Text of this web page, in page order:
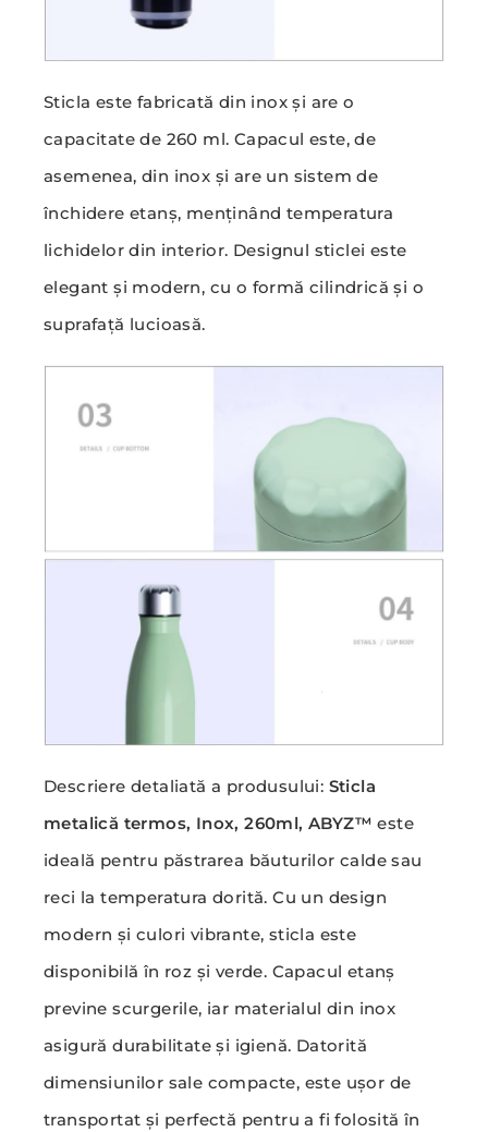
Sticla este fabricată din inox și are o
capacitate de 260 ml. Capacul este, de
asemenea, din inox și are un sistem de
închidere etanș, menținând temperatura
lichidelor din interior. Designul sticlei este
elegant și modern, cu o formă cilindrică și o
suprafață lucioasă.
Descriere detaliată a produsului: Sticla
metalică termos, Inox, 260ml, ABYZ™ este
ideală pentru păstrarea băuturilor calde sau
reci la temperatura dorită. Cu un design
modern și culori vibrante, sticla este
disponibilă în roz și verde. Capacul etanș
previne scurgerile, iar materialul din inox
asigură durabilitate și igienă. Datorită
dimensiunilor sale compacte, este ușor de
transportat și perfectă pentru a fi folosită în